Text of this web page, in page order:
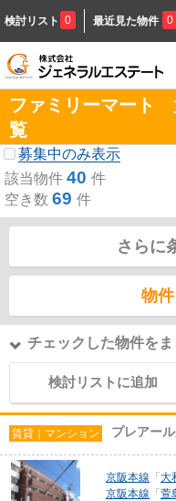
検討リスト 0 最近見た物件 0
ファミリーマート
覧
募集中のみ表示
該当物件 40 件
空き数 69 件
さらに
物
チェックした物件を
検討リストに追加
賃貸｜マンション プレアー
京阪本線 「 大
京阪本線 「 萱